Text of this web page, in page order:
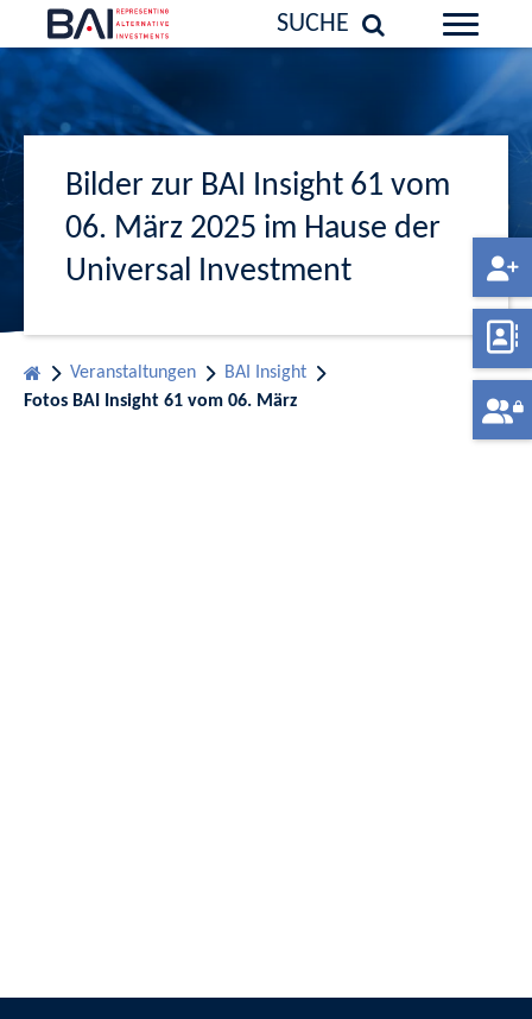
SUCHE
Bilder zur BAI Insight 61 vom
06. März 2025 im Hause der
Universal Investment
Veranstaltungen
BAI Insight
Fotos BAI Insight 61 vom 06. März